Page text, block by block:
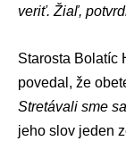
veriť. Žiaľ,
Starosta Bolatíc
povedal, že
Stretávali sme
jeho slov jeden